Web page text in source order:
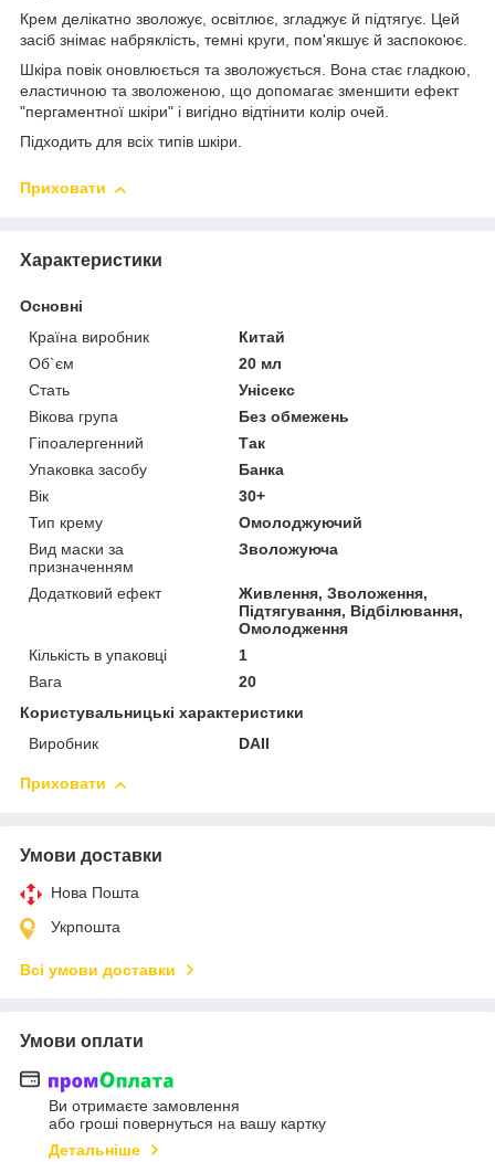
Крем делікатно зволожує, освітлює, згладжує й підтягує. Цей
засіб знімає набряклість, темні круги, пом'якшує й заспокоює.
Шкіра повік оновлюється та зволожується. Вона стає гладкою,
еластичною та зволоженою, що допомагає зменшити ефект
"пергаментної шкіри" і вигідно відтінити колір очей.
Підходить для всіх типів шкіри.
Приховати
Характеристики
Основні
Країна виробник
Китай
Об`єм
20 мл
Стать
Унісекс
Вікова група
Без обмежень
Гіпоалергенний
Так
Упаковка засобу
Банка
Вік
30+
Тип крему
Омолоджуючий
Вид маски за
призначенням
Зволожуюча
Додатковий ефект
Живлення, Зволоження,
Підтягування, Відбілювання,
Омолодження
Кількість в упаковці
1
Вага
20
Користувальницькі характеристики
Виробник
DAII
Приховати
Умови доставки
Нова Пошта
Укрпошта
Всі умови доставки
Умови оплати
Ви отримаєте замовлення
або гроші повернуться на вашу картку
Детальніше